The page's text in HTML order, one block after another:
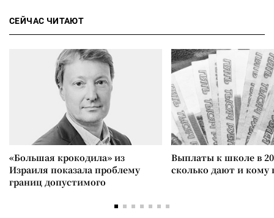
СЕЙЧАС ЧИТАЮТ
«Большая крокодила» из
Израиля показала проблему
границ допустимого
Выплаты к школе в
сколько дают и